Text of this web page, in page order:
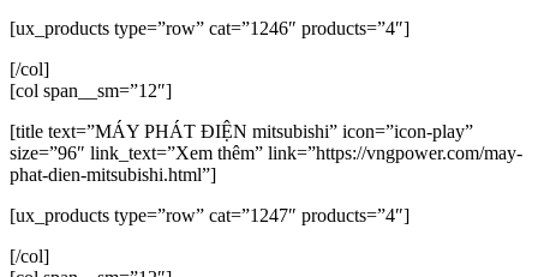
[ux_products type=”row” cat=”1246″ products=”4″]
[/col]
[col span__sm=”12″]
[title text=”MÁY PHÁT ĐIỆN mitsubishi” icon=”icon-play”
size=”96″ link_text=”Xem thêm” link=”https://vngpower.com/may-
phat-dien-mitsubishi.html”]
[ux_products type=”row” cat=”1247″ products=”4″]
[/col]